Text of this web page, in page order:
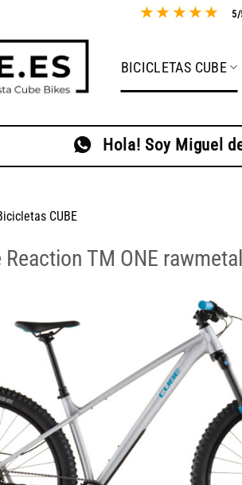
★ ★ ★★★ 5/
BICICLETAS CUBE
Hola! Soy Miguel
CUBE
TM ONE